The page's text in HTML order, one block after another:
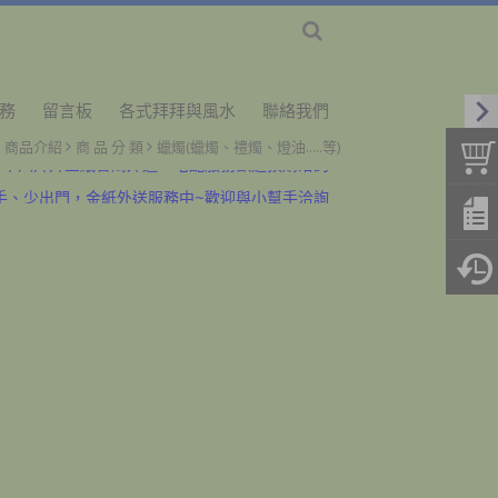
留言板 各式拜拜與風水 聯絡我們
商品介紹 商 品 分 類 蠟燭(蠟燭、禮燭、燈油.....等)
六拜拜金紙香燭外送、宅配服務歡迎預購洽詢
、少出門，金紙外送服務中~歡迎與小幫手洽詢